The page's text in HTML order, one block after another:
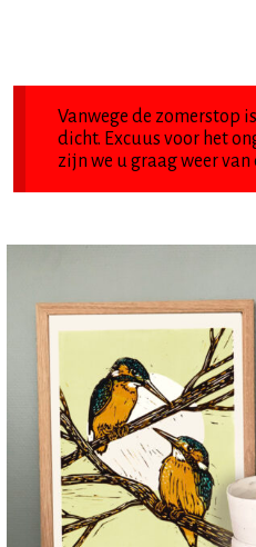
Vanwege de zomerstop
dicht. Excuus voor het
zijn we u graag weer van